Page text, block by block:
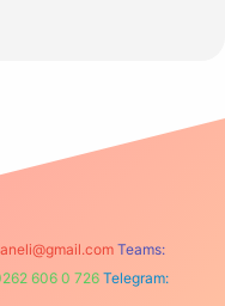
Teams:
606 0 726 Telegram: